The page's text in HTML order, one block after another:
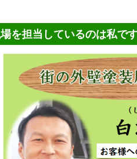
を担当しているのは私で